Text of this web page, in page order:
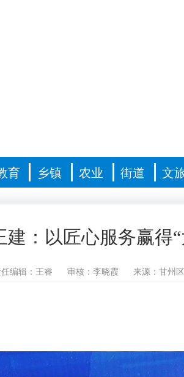
育 乡镇 农业 街道 文
建：以匠心服务赢得
编辑：王睿 审核：李晓霞 来源：甘州